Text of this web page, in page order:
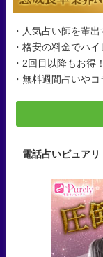
・人気占い師を輩
・格安の料金でハ
・2回目以降もお得
・無料週間占いや
電話占いピュアリ